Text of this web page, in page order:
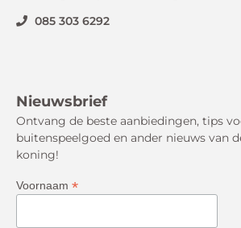
085 303 6292
Nieuwsbrief
Ontvang de beste aanbiedingen, tips
buitenspeelgoed en ander nieuws van
koning!
Voornaam *